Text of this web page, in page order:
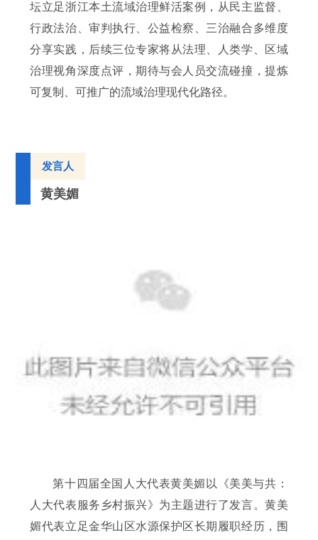
坛立足浙江本土流域治理鲜活案例，从民主监督、
行政法治、审判执行、公益检察、三治融合多维度
分享实践，后续三位专家将从法理、人类学、区域
治理视角深度点评，期待与会人员交流碰撞，提炼
可复制、可推广的流域治理现代化路径。
发言人
黄美媚
第十四届全国人大代表黄美媚以《美美与共：
人大代表服务乡村振兴》为主题进行了发言。黄美
媚代表立足金华山区水源保护区长期履职经历，围